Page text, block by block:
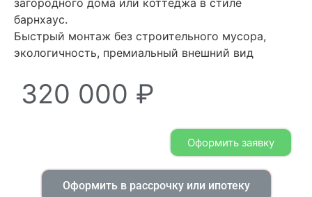
барнхаус.
Быстрый монтаж без строительного мусора,
экологичность, премиальный внешний вид
320 000 ₽
Оформить заявку
Оформить в рассрочку или ипотеку